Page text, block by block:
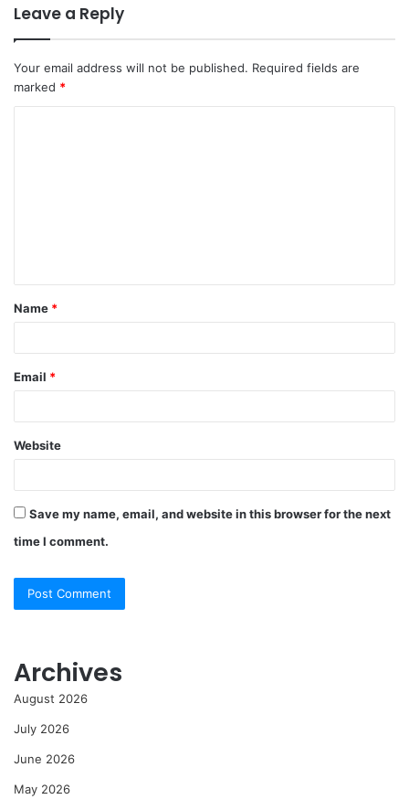
Leave a Reply
Your email address will not be published. Required fields are
marked *
t
*
Name *
Email *
Website
Save my name, email, and website in this browser for the next
time I comment.
Archives
August 2026
July 2026
June 2026
May 2026